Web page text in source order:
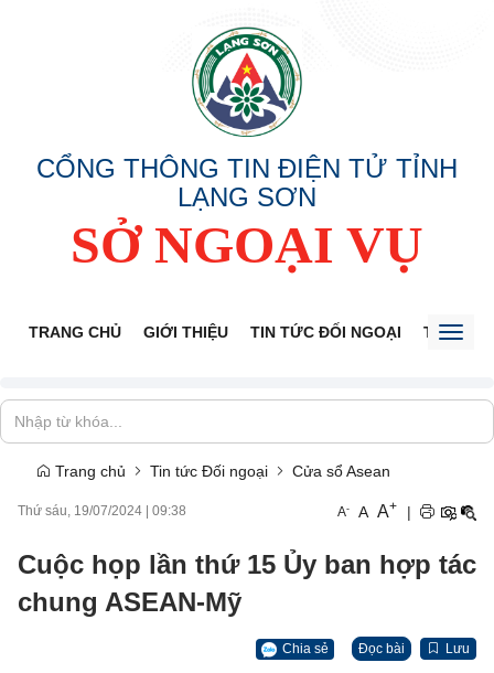
CỔNG THÔNG TIN ĐIỆN TỬ TỈNH
LẠNG SƠN
SỞ NGOẠI VỤ
TRANG CHỦ GIỚI THIỆU TIN TỨC ĐỐI NGOẠI THÔNG
Trang chủ Tin tức Đối ngoại Cửa sổ Asean
Thứ sáu, 19/07/2024 09:38 A- A A+ |
Cuộc họp lần thứ 15 Ủy ban hợp tác
chung ASEAN-Mỹ
Chia sẻ Đọc bài Lưu